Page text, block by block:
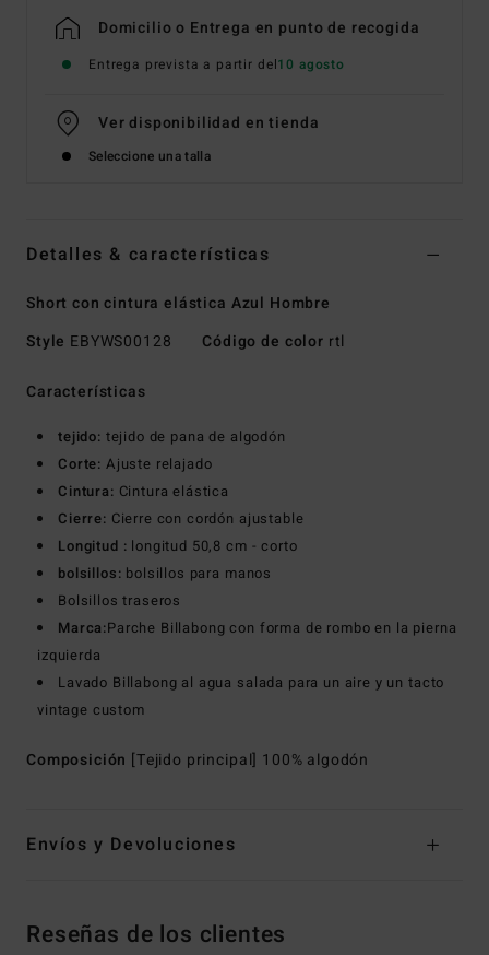
Domicilio o Entrega en punto de recogida
Entrega prevista a partir del10 agosto
Ver disponibilidad en tienda
Seleccione una talla
Detalles & características
Short con cintura elástica Azul Hombre
Style EBYWS00128 Código de color rtl
Características
tejido: tejido de pana de algodón
Corte: Ajuste relajado
Cintura: Cintura elástica
Cierre: Cierre con cordón ajustable
Longitud : longitud 50,8 cm - corto
bolsillos: bolsillos para manos
Bolsillos traseros
Marca:Parche Billabong con forma de rombo en la pierna
izquierda
Lavado Billabong al agua salada para un aire y un tacto
vintage custom
Composición [Tejido principal] 100% algodón
Envíos y Devoluciones
Reseñas de los clientes